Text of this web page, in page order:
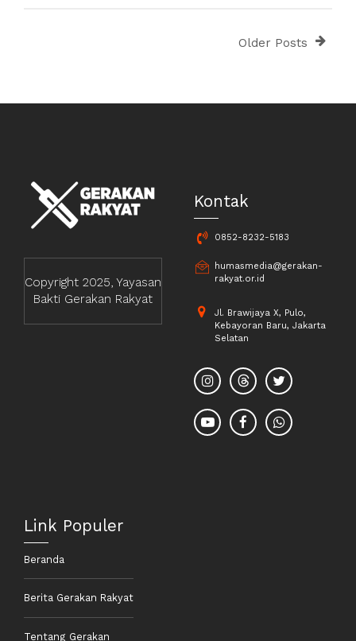
Older Posts
Copyright 2025, Yayasan
Bakti Gerakan Rakyat
Kontak
0852-8232-5183
humasmedia@gerakan-
rakyat.or.id
Jl. Brawijaya X, Pulo,
Kebayoran Baru, Jakarta
Selatan
Link Populer
Beranda
Berita Gerakan Rakyat
Tentang Gerakan